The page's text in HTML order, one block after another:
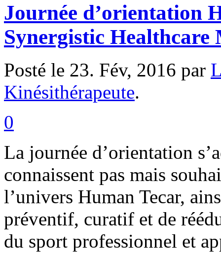
Journée d’orientation
Synergistic Healthcare
Posté le 23. Fév, 2016 par
Kinésithérapeute.
0
La journée d’orientation
connaissent pas mais
l’univers Human Tecar,
préventif, curatif et de
du sport professionnel et